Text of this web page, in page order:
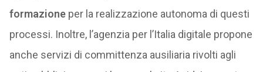
formazioneper la realizzazione autonoma di questi
processi. Inoltre, l’agenzia per l’Italia digitale propone
anche servizi di committenza ausiliaria rivolti agli